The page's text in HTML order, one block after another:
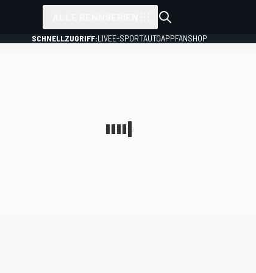
SCHNELLZUGRIFF:LIVEE-SPORTAUTOAPPFANSHOP